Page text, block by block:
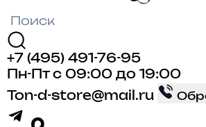
+7 (495) 491-76-95
Пн-Пт с 09:00 до 19:00
Ton-d-store@mail.ru